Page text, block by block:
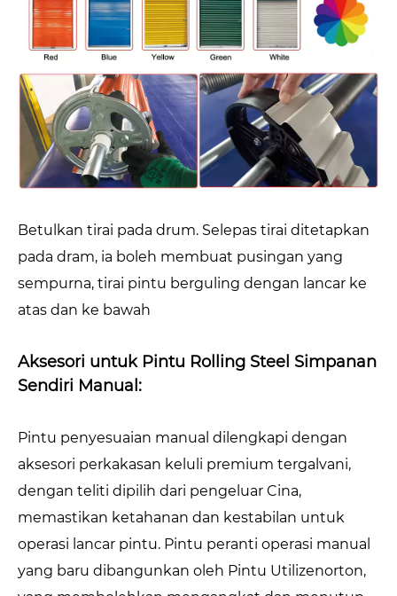
Betulkan tirai pada drum. Selepas tirai ditetapkan
pada dram, ia boleh membuat pusingan yang
sempurna, tirai pintu berguling dengan lancar ke
atas dan ke bawah
Aksesori untuk Pintu Rolling Steel Simpanan
Sendiri Manual:
Pintu penyesuaian manual dilengkapi dengan
aksesori perkakasan keluli premium tergalvani,
dengan teliti dipilih dari pengeluar Cina,
memastikan ketahanan dan kestabilan untuk
operasi lancar pintu. Pintu peranti operasi manual
yang baru dibangunkan oleh Pintu Utilizenorton,